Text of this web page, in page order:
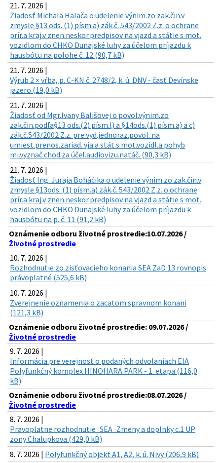
21. 7. 2026 |
Žiadosť Michala Halača o udelenie výnim.zo zak.čin.v
zmysle §13 ods. (1) písm.a) zák.č. 543/2002 Z.z. o ochrane
prír.a kraj.v znen.neskor.predpisov na vjazd a státie s mot.
vozidlom do CHKO Dunajské luhy za účelom príjazdu k
hausbótu na polohe č. 12 (90,7 kB)
21. 7. 2026 |
Výrub 2 × vŕba, p. C-KN č. 2748/2, k. ú. DNV - časť Devínske
jazero (19,0 kB)
21. 7. 2026 |
Žiadosť od Mgr.Ivany Bališovej o povol.výnim.zo
zak.čin.podľa§13 ods.(2) písm.l) a §14ods.(1) písm.a) a c)
zák.č.543/2002 Z.z. pre vyd.jednoraz.povol. na
umiest.prenos.zariad. vja.a stát.s mot.vozidl.a pohyb
mi.vyznač.chod.za účel.audiovizu.natáč. (90,3 kB)
21. 7. 2026 |
Žiadosť Ing. Juraja Boháčika o udelenie výnim.zo zak.čin.v
zmysle §13ods. (1) písm.a) zák.č. 543/2002 Z.z. o ochrane
prír.a kraj.v znen.neskor.predpisov na vjazd a státie s mot.
vozidlom do CHKO Dunajské luhy za účelom príjazdu k
hausbótu na p. č. 11 (91,2 kB)
Oznámenie odboru životné prostredie:10.07.2026 /
Životné prostredie
10. 7. 2026 |
Rozhodnutie zo zisťovacieho konania SEA ZaD 13 rovnopis
právoplatné (525,6 kB)
10. 7. 2026 |
Zverejnenie oznamenia o zacatom spravnom konani
(121,3 kB)
Oznámenie odboru životné prostredie: 09.07.2026 /
Životné prostredie
9. 7. 2026 |
Informácia pre verejnosť o podaných odvolaniach EIA
Polyfunkčný komplex HINOHARA PARK - 1. etapa (116,0
kB)
Oznámenie odboru životné prostredie:08.07.2026 /
Životné prostredie
8. 7. 2026 |
Pravoplatne rozhodnutie_SEA_Zmeny a doplnky c.1 UP
zony Chalupkova (429,0 kB)
8. 7. 2026 | Polyfunkčný objekt A1, A2, k. ú. Nivy (206,9 kB)